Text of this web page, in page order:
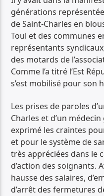
générations
de Saint-Charles en
Toul et des communes
représentants
des motards de
Comme l’a titré l’Est
s’est mobilisé pour son
Les prises de paroles
Charles et d’un
exprimé les craintes
et pour le système de
très appréciées dans le
d’action des soignants.
hausse des salaires,
d’arrêt des fermetures